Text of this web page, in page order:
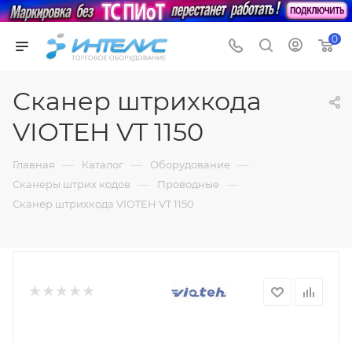
0
Сканер штрихкода
VIOTEH VT 1150
Главная — Каталог — Оборудование —
Сканеры штрих кодов — Проводные —
Сканер штрихкода VIOTEH VT 1150